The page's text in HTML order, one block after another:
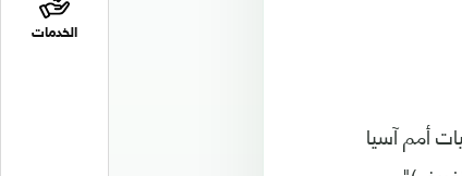
الخدمات
أمم آسيا